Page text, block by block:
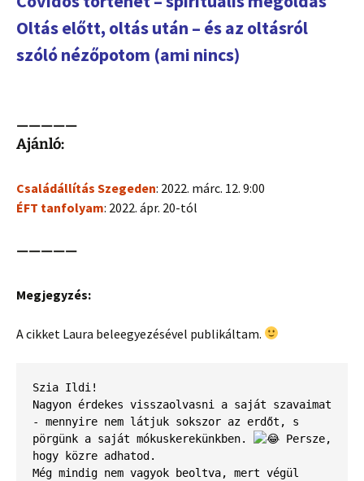
Oltás előtt, oltás után – és az oltásról
szóló nézőpotom (ami nincs)
—————
Ajánló:
Családállítás Szegeden: 2022. márc. 12. 9:00
ÉFT tanfolyam: 2022. ápr. 20-tól
—————
Megjegyzés:
A cikket Laura beleegyezésével publikáltam.
Szia Ildi!
Nagyon érdekes visszaolvasni a saját szavaimat
- mennyire nem látjuk sokszor az erdőt, s
pörgünk a saját mókuskerekünkben.
Persze,
hogy közre adhatod.
Még mindig nem vagyok beoltva, mert végül